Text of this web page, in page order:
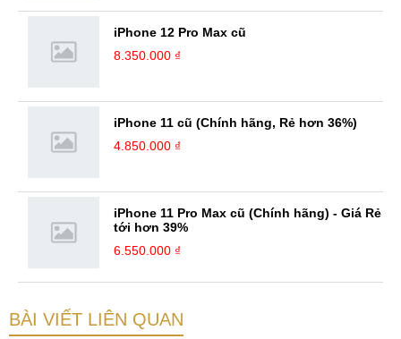
iPhone 12 Pro Max cũ
8.350.000 ₫
iPhone 11 cũ (Chính hãng, Rẻ hơn 36%)
4.850.000 ₫
iPhone 11 Pro Max cũ (Chính hãng) - Giá Rẻ
tới hơn 39%
6.550.000 ₫
BÀI VIẾT LIÊN QUAN